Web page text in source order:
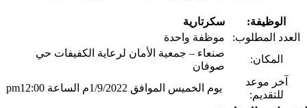
الوظيفة:
سكرتارية
العدد المطلوب:
موظفة واحدة
المكان:
صنعاء – جمعية الأمان لرعاية الكفيفات حي
صوفان
آخر موعد
للتقديم:
يوم الخميس الموافق 1/9/2022م الساعة pm12:00